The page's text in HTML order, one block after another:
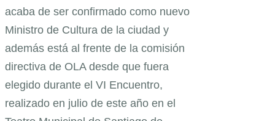
acaba de ser confirmado como nuevo
Ministro de Cultura de la ciudad y
además está al frente de la comisión
directiva de OLA desde que fuera
elegido durante el VI Encuentro,
realizado en julio de este año en el